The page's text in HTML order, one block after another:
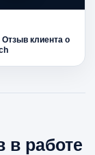
Отзыв клиента о
в работе